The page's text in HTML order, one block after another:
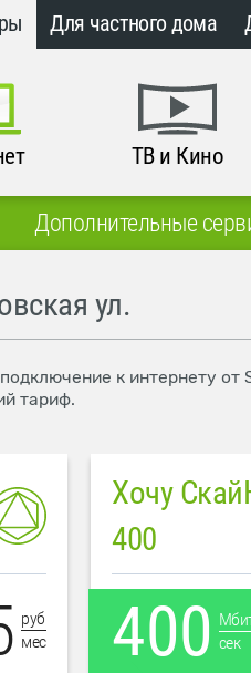
Для частного дома
ТВ и Кино
Дополнительные
ул.
к интернету
тариф.
руб
мес
Хочу
400
400 сек